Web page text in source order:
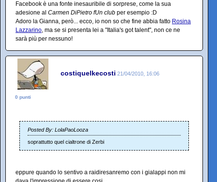
Facebook è una fonte inesauribile di sorprese, come la sua
adesione al Carmen DiPietro fUn club per esempio :D
Adoro la Gianna, però... ecco, io non so che fine abbia fatto Rosina
Lazzarino, ma se si presenta lei a "Italia's got talent", non ce ne
sarà più per nessuno!
costiquelkecosti 21/04/2010, 16:06
0 punti
Posted By: LolaPaoLooza
soprattutto quel cialtrone di Zerbi
eppure quando lo sentivo a raidiresanremo con i gialappi non mi